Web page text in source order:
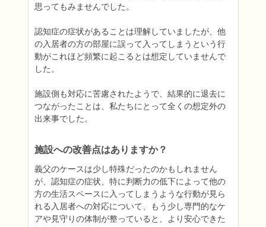
思ってもみませんでした。
認知症の症状があることは理解していましたが、他
の入居者の方の部屋に誤って入ってしまうという行
動がこれほど頻繁に起こるとは想定していませんで
した。
施設側も対応に苦慮されたようで、結果的に退去に
つながったことは、私たちにとって全くの想定外の
出来事でした。
施設への改善点はありますか？
義父のケースは少し特殊だったのかもしれません
が、認知症の症状、特に判断力の低下によって他の
方の生活スペースに入ってしまうような行動が見ら
れる入居者への対応について、もう少し専門的なケ
アや見守りの体制が整っていると、より安心できた